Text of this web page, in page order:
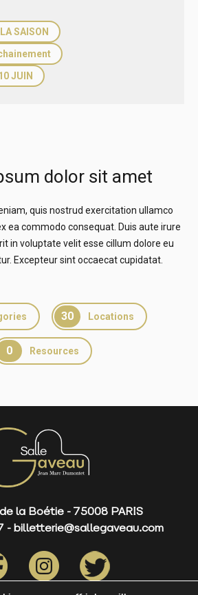
SAISON
JUIN
dolor sit amet
quis nostrud exercitation ullamco
ea commodo consequat. Duis aute irure
in voluptate velit esse cillum dolore eu
Excepteur sint occaecat cupidatat.
30 Locations
0 Resources
la Boétie - 75008 PARIS
- billetterie@sallegaveau.com